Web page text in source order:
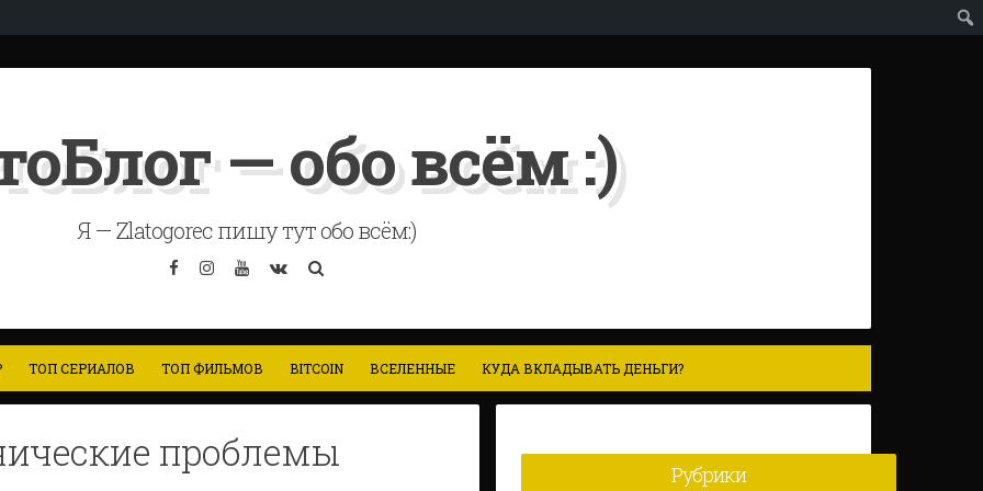
— обо всём :)
Я — Zlatogorec пишу тут обо всём:)
Facebook
InstagramYouTube
VK
ТОП СЕРИАЛОВ ТОП ФИЛЬМОВ BITCOIN ВСЕЛЕННЫЕ КУДА ВКЛАДЫВАТЬ ДЕНЬГИ?
проблемы Рубрики